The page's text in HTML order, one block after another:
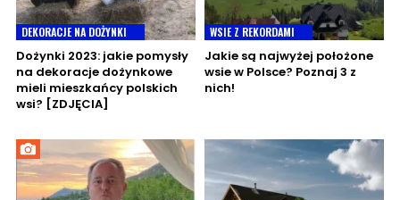
DEKORACJE NA DOŻYNKI
Dożynki 2023: jakie pomysły
na dekoracje dożynkowe
mieli mieszkańcy polskich
wsi? [ZDJĘCIA]
WSIE Z REKORDAMI
Jakie są najwyżej położone
wsie w Polsce? Poznaj 3 z
nich!